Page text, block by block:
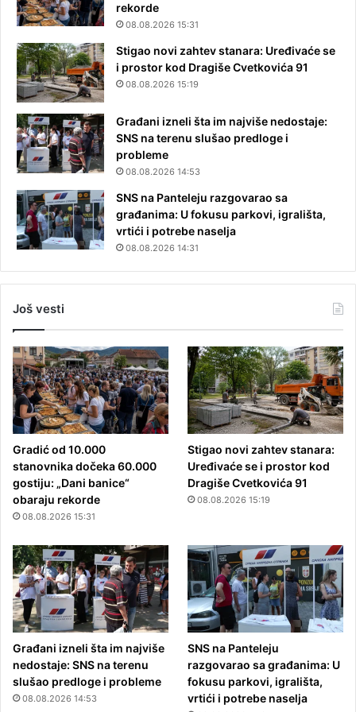
rekorde
08.08.2026 15:31
Stigao novi zahtev stanara: Uređivaće se
i prostor kod Dragiše Cvetkovića 91
08.08.2026 15:19
Građani izneli šta im najviše nedostaje:
SNS na terenu slušao predloge i
probleme
08.08.2026 14:53
SNS na Panteleju razgovarao sa
građanima: U fokusu parkovi, igrališta,
vrtići i potrebe naselja
08.08.2026 14:31
Još vesti
Gradić od 10.000
stanovnika dočeka 60.000
gostiju: „Dani banice“
obaraju rekorde
08.08.2026 15:31
Stigao novi zahtev stanara:
Uređivaće se i prostor kod
Dragiše Cvetkovića 91
08.08.2026 15:19
Građani izneli šta im najviše
nedostaje: SNS na terenu
slušao predloge i probleme
08.08.2026 14:53
SNS na Panteleju
razgovarao sa građanima: U
fokusu parkovi, igrališta,
vrtići i potrebe naselja